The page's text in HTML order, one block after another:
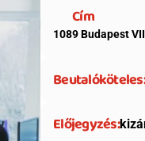
Cím
1089 Budapest
Beutalóköteles:
Előjegyzés: